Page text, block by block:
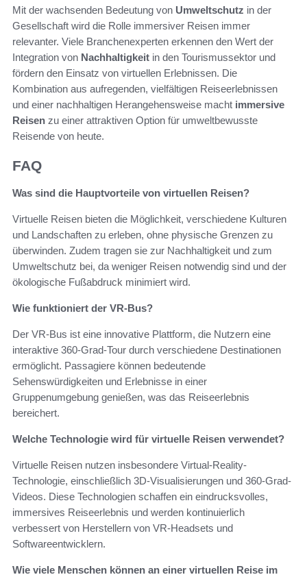
Mit der wachsenden Bedeutung von Umweltschutz in der
Gesellschaft wird die Rolle immersiver Reisen immer
relevanter. Viele Branchenexperten erkennen den Wert der
Integration von Nachhaltigkeit in den Tourismussektor und
fördern den Einsatz von virtuellen Erlebnissen. Die
Kombination aus aufregenden, vielfältigen Reiseerlebnissen
und einer nachhaltigen Herangehensweise macht immersive
Reisen zu einer attraktiven Option für umweltbewusste
Reisende von heute.
FAQ
Was sind die Hauptvorteile von virtuellen Reisen?
Virtuelle Reisen bieten die Möglichkeit, verschiedene Kulturen
und Landschaften zu erleben, ohne physische Grenzen zu
überwinden. Zudem tragen sie zur Nachhaltigkeit und zum
Umweltschutz bei, da weniger Reisen notwendig sind und der
ökologische Fußabdruck minimiert wird.
Wie funktioniert der VR-Bus?
Der VR-Bus ist eine innovative Plattform, die Nutzern eine
interaktive 360-Grad-Tour durch verschiedene Destinationen
ermöglicht. Passagiere können bedeutende
Sehenswürdigkeiten und Erlebnisse in einer
Gruppenumgebung genießen, was das Reiseerlebnis
bereichert.
Welche Technologie wird für virtuelle Reisen verwendet?
Virtuelle Reisen nutzen insbesondere Virtual-Reality-
Technologie, einschließlich 3D-Visualisierungen und 360-Grad-
Videos. Diese Technologien schaffen ein eindrucksvolles,
immersives Reiseerlebnis und werden kontinuierlich
verbessert von Herstellern von VR-Headsets und
Softwareentwicklern.
Wie viele Menschen können an einer virtuellen Reise im